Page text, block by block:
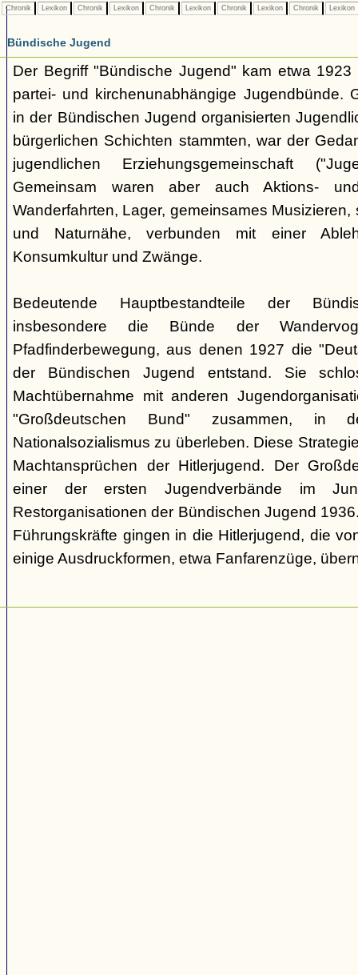
Chronik Lexikon Chronik Lexikon Chronik Lexikon Chronik Lexikon Chronik Lexikon
Bündische Jugend
Der Begriff "Bündische Jugend" kam etwa
partei- und kirchenunabhängige Jugendbünde.
in der Bündischen Jugend organisierten
bürgerlichen Schichten stammten, war der
jugendlichen Erziehungsgemeinschaft
Gemeinsam waren aber auch Aktions-
Wanderfahrten, Lager, gemeinsames
und Naturnähe, verbunden mit einer
Konsumkultur und Zwänge.
Bedeutende Hauptbestandteile der
insbesondere die Bünde der
Pfadfinderbewegung, aus denen 1927 die
der Bündischen Jugend entstand. Sie
Machtübernahme mit anderen
"Großdeutschen Bund" zusammen,
Nationalsozialismus zu überleben. Diese
Machtansprüchen der Hitlerjugend. Der
einer der ersten Jugendverbände im
Restorganisationen der Bündischen Jugend
Führungskräfte gingen in die Hitlerjugend, die
einige Ausdruckformen, etwa Fanfarenzüge,